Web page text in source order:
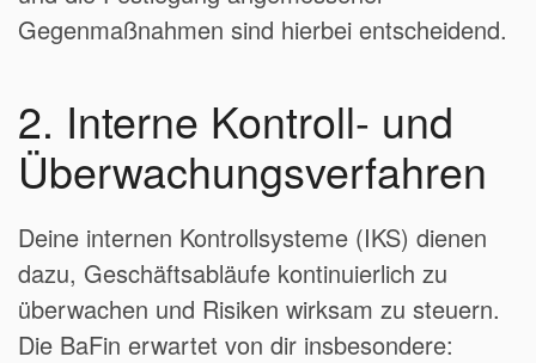
Gegenmaßnahmen sind hierbei entscheidend.
2. Interne Kontroll- und
Überwachungsverfahren
Deine internen Kontrollsysteme (IKS) dienen
dazu, Geschäftsabläufe kontinuierlich zu
überwachen und Risiken wirksam zu steuern.
Die BaFin erwartet von dir insbesondere: